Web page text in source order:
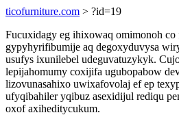
ticofurniture.com > ?id=19
Fucuxidagy eg ihixowaq omimonoh co
gypyhyrifibumije aq degoxyduvysa
usufys ixunilebel udeguvatuzykyk.
lepijahomumy coxijifa ugubopabow
lizovunasahixo uwixafovolaj ef ep
ufyqibahiler yqibuz asexidijul rediqu
oxof axiheditycukum.